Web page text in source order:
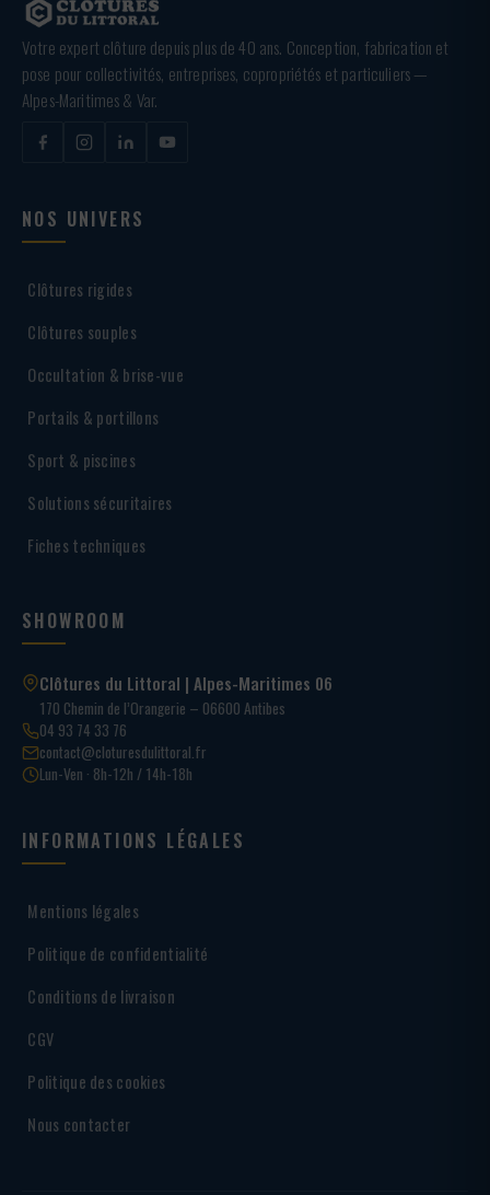
Votre expert clôture depuis plus de 40 ans. Conception, fabrication et
pose pour collectivités, entreprises, copropriétés et particuliers —
Alpes-Maritimes & Var.
NOS UNIVERS
Clôtures rigides
Clôtures souples
Occultation & brise-vue
Portails & portillons
Sport & piscines
Solutions sécuritaires
Fiches techniques
SHOWROOM
Clôtures du Littoral | Alpes-Maritimes 06
170 Chemin de l’Orangerie – 06600 Antibes
04 93 74 33 76
contact@cloturesdulittoral.fr
Lun-Ven · 8h-12h / 14h-18h
INFORMATIONS LÉGALES
Mentions légales
Politique de confidentialité
Conditions de livraison
CGV
Politique des cookies
Nous contacter